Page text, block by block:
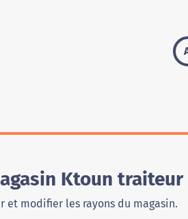
Ktoun traiteur
et modifier les rayons du magasin.